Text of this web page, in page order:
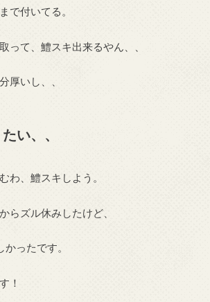
で付いてる。
って、鱧スキ出来るやん、、
厚いし、、
い、、
わ、鱧スキしよう。
らズル休みしたけど、
ったです。
！